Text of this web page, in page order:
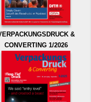
&
CONVERTING 1/2026